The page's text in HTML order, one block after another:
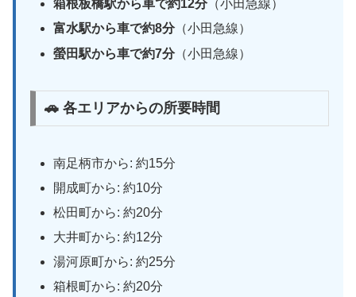
箱根板橋駅から車で約12分（小田急線）
富水駅から車で約8分（小田急線）
螢田駅から車で約7分（小田急線）
🚗 各エリアからの所要時間
南足柄市から: 約15分
開成町から: 約10分
松田町から: 約20分
大井町から: 約12分
湯河原町から: 約25分
箱根町から: 約20分